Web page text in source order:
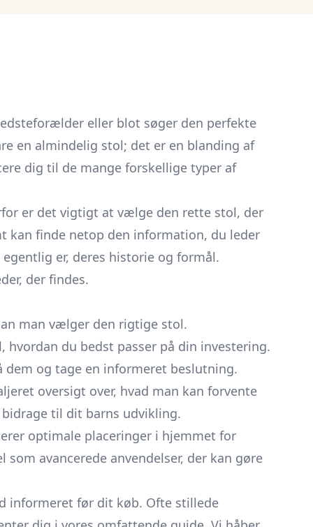
eller blot søger den perfekte
en almindelig stol; det er en blanding af
dig til de mange forskellige typer af
er det vigtigt at vælge den rette stol, der
kan finde netop den information, du leder
er, deres historie og formål.
der findes.
man vælger den rigtige stol.
du bedst passer på din investering.
og tage en informeret beslutning.
oversigt over, hvad man kan forvente
til dit barns udvikling.
optimale placeringer i hjemmet for
avancerede anvendelser, der kan gøre
informeret før dit køb. Ofte stillede